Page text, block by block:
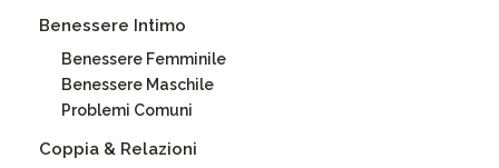
Benessere Intimo
Benessere Femminile
Benessere Maschile
Problemi Comuni
Coppia & Relazioni